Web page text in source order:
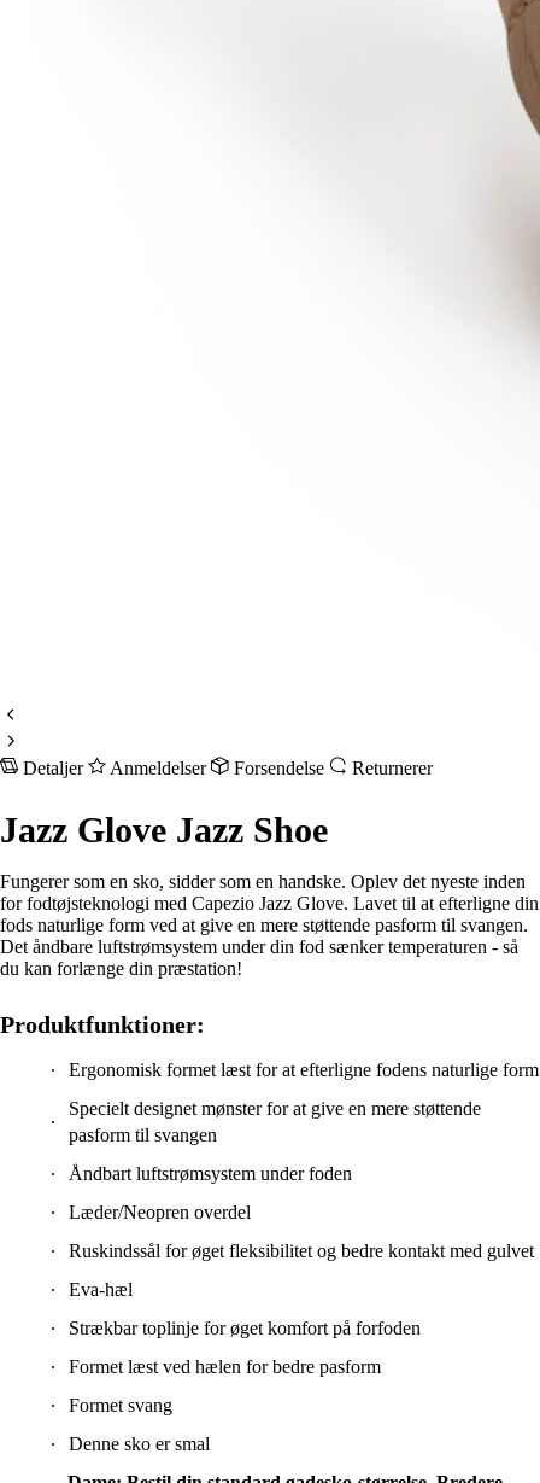
Detaljer Anmeldelser Forsendelse Returnerer
Jazz Glove Jazz Shoe
Fungerer som en sko, sidder som en handske. Oplev det nyeste inden
for fodtøjsteknologi med Capezio Jazz Glove. Lavet til at efterligne din
fods naturlige form ved at give en mere støttende pasform til svangen.
Det åndbare luftstrømsystem under din fod sænker temperaturen - så
du kan forlænge din præstation!
Produktfunktioner:
Ergonomisk formet læst for at efterligne fodens naturlige form
Specielt designet mønster for at give en mere støttende
pasform til svangen
Åndbart luftstrømsystem under foden
Læder/Neopren overdel
Ruskindssål for øget fleksibilitet og bedre kontakt med gulvet
Eva-hæl
Strækbar toplinje for øget komfort på forfoden
Formet læst ved hælen for bedre pasform
Formet svang
Denne sko er smal